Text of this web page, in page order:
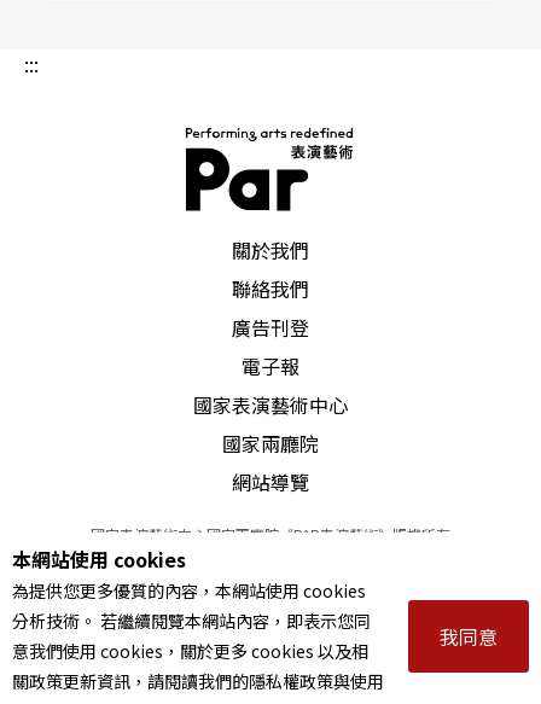
:::
關於我們
聯絡我們
廣告刊登
電子報
國家表演藝術中心
國家兩廳院
網站導覽
國家表演藝術中心國家兩廳院《PAR表演藝術》版權所有
© 2022Performing arts redefined. All Rights Reserved
統一編號 Tax Id number 00973926
本站所提供相關演出資訊，如有異動應以主辦單位公告為準。
服務條款｜隱私權聲明｜著作權聲明
本網站使用 cookies
為提供您更多優質的內容，本網站使用 cookies
分析技術。 若繼續閱覽本網站內容，即表示您同
意我們使用 cookies，關於更多 cookies 以及相
關政策更新資訊，請閱讀我們的隱私權政策與使用
我同意